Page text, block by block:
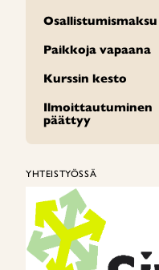
Osallistumismaksu
Paikkoja vapaana
Kurssin kesto
Ilmoittautuminen
päättyy
YHTEISTYÖSSÄ